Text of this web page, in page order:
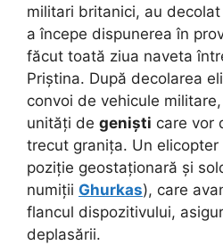
militari britanici, au
a începe dispunerea în
făcut toată ziua naveta
Priștina. După decolarea
convoi de vehicule
unități de geniști care vor
trecut granița. Un
poziție geostaționară și
numiții Ghurkas), care
flancul dispozitivului,
deplasării.